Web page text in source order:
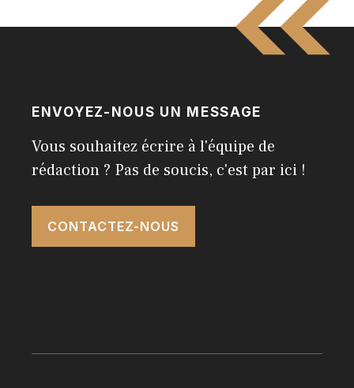
ENVOYEZ-NOUS UN MESSAGE
Vous souhaitez écrire à l'équipe de
rédaction ? Pas de soucis, c'est par ici !
CONTACTEZ-NOUS